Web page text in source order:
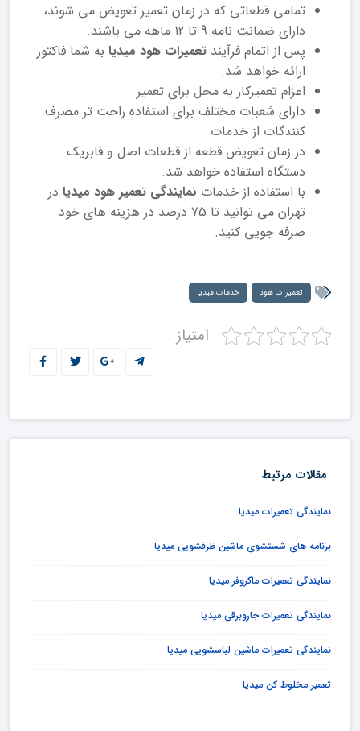
تمامی قطعاتی که در زمان تعمیر تعویض می شوند،
دارای ضمانت نامه 9 تا 12 ماهه می باشند.
پس از اتمام فرآیند تعمیرات هود میدیا به شما فاکتور
ارائه خواهد شد.
اعزام تعمیرکار به محل برای تعمیر
دارای شعبات مختلف برای استفاده راحت تر مصرف
کنندگات از خدمات
در زمان تعویض قطعه از قطعات اصل و فابریک
دستگاه استفاده خواهد شد.
با استفاده از خدمات نمایندگی تعمیر هود میدیا در
تهران می توانید تا 75 درصد در هزینه های خود
صرفه جویی کنید.
تعمیرات هود خدمات میدیا
امتیاز
مقالات مرتبط
نمایندگی تعمیرات میدیا
برنامه های شستشوی ماشین ظرفشویی میدیا
نمایندگی تعمیرات ماکروفر میدیا
نمایندگی تعمیرات جاروبرقی میدیا
نمایندگی تعمیرات ماشین لباسشویی میدیا
تعمیر مخلوط کن میدیا